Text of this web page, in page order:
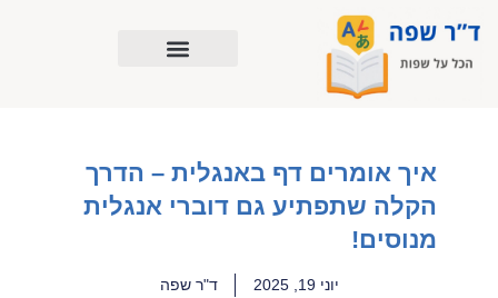
לתוכן
איך אומרים דף באנגלית – הדרך
הקלה שתפתיע גם דוברי אנגלית
מנוסים!
יוני 19, 2025 ד"ר שפה